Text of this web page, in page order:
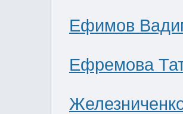
Ефимов
Ефремова